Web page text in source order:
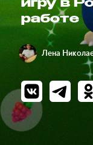
игру в
работе
Лена